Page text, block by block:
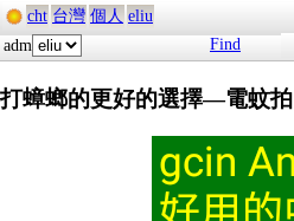
cht 台灣 個人 eliu
adm
Find
打蟑螂的更好的選擇—電蚊拍